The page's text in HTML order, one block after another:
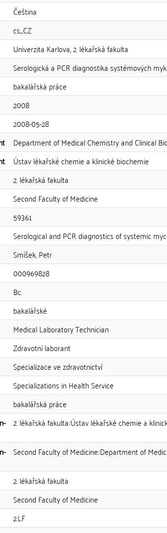
Čeština
cs_CZ
Univerzita Karlova, 2. lékařská fakulta
Serologická a PCR diagnostika systémových
bakalářská práce
2008
2008-05-28
Department of Medical Chemistry and Clinical
Ústav lékařské chemie a klinické biochemie
2. lékařská fakulta
Second Faculty of Medicine
59361
Serological and PCR diagnostics of systemic
Smíšek, Petr
000969828
Bc.
bakalářské
Medical Laboratory Technician
Zdravotní laborant
Specializace ve zdravotnictví
Specializations in Health Service
bakalářská práce
2. lékařská fakulta::Ústav lékařské chemie a
Second Faculty of Medicine::Department of
2. lékařská fakulta
Second Faculty of Medicine
2.LF